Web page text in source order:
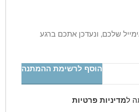
שלכם, ונעדכן אתכם ברגע
הוסף לרשימת ההמתנה
למדיניות פרטיות